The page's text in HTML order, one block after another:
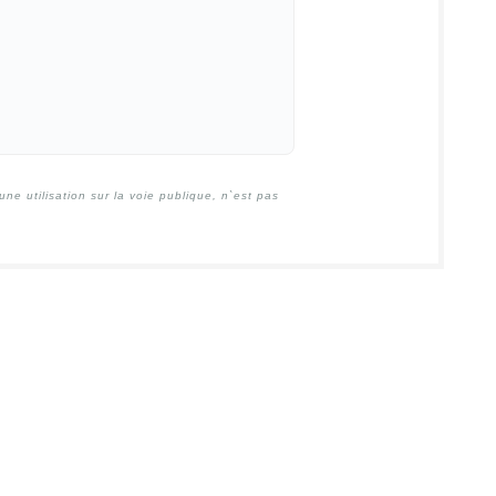
utilisation sur la voie publique, n`est pas